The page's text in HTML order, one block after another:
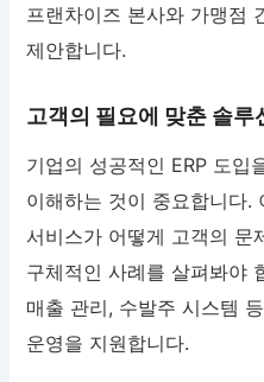
프랜차이즈 본사와 가맹점
제안합니다.
고객의 필요에 맞춘 솔루
기업의 성공적인 ERP 도입
이해하는 것이 중요합니다.
서비스가 어떻게 고객의 문
구체적인 사례를 살펴봐야
매출 관리, 수발주 시스템
운영을 지원합니다.